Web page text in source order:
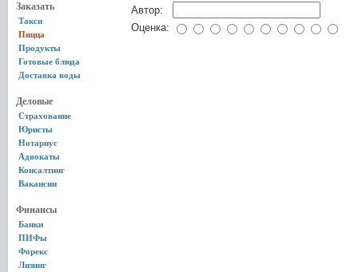
Заказать
Такси
Пицца
Продукты
Готовые блюда
Доставка воды
Деловые
Страхование
Юристы
Нотариус
Адвокаты
Консалтинг
Вакансии
Финансы
Банки
ПИФы
Форекс
Лизинг
Автор:
Оценка: